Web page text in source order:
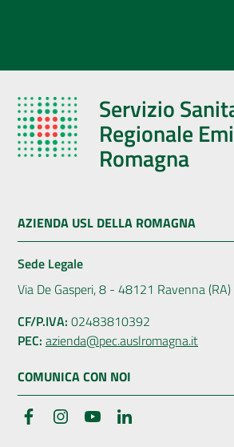
Servizio
Regionale
Romagna
AZIENDA USL DELLA ROMAGNA
Sede Legale
Via De Gasperi, 8 - 48121 Ravenna (RA)
CF/P.IVA: 02483810392
PEC: azienda@pec.auslromagna.it
COMUNICA CON NOI
FacebookInstagramYouTube